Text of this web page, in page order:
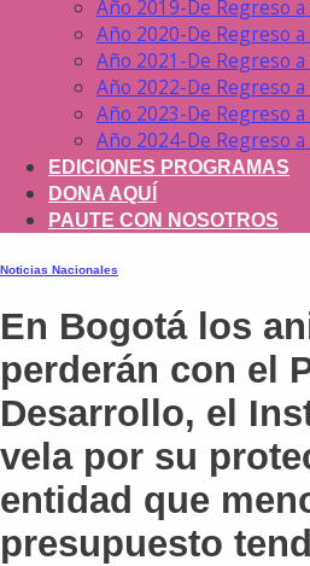
Año 2019-De Regreso a
Año 2020-De Regreso a
Año 2021-De Regreso a
Año 2022-De Regreso a
Año 2023-De Regreso a
Año 2024-De Regreso a
EDICIONES PROGRAMAS
DONA AQUÍ
PAUTE CON NOSOTROS
Noticias Nacionales
En Bogotá los
perderán con el
Desarrollo, el
vela por su
entidad que
presupuesto